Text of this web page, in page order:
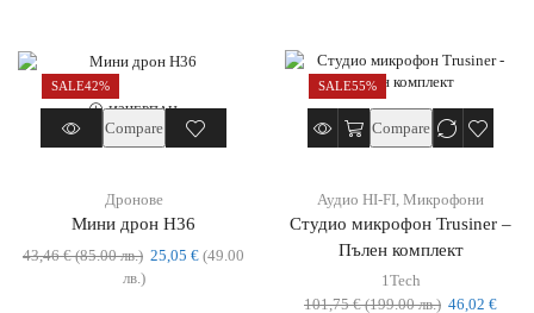
SALE42%
ИЗЧЕРПАН
Compare
Дронове
Mини дрон H36
43,46€ (85.00 лв.) 25,05 € (49.00
лв.)
SALE55%
Compare
Аудио HI-FI, Микрофони
Студио микрофон Trusiner –
Пълен комплект
1Tech
101,75€ (199.00 лв.) 46,02 €